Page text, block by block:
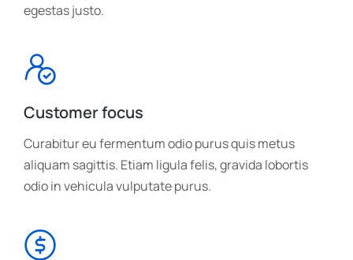
egestas justo.
Customer focus
Curabitur eu fermentum odio purus quis metus
aliquam sagittis. Etiam ligula felis, gravida lobortis
odio in vehicula vulputate purus.